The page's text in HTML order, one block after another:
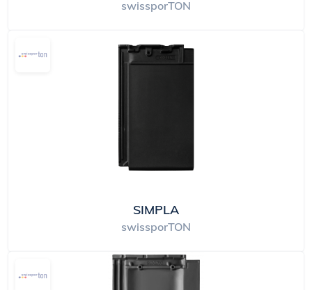
swissporTON
SIMPLA
swissporTON